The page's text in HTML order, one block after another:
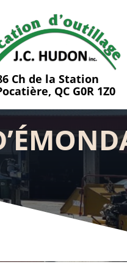
Ch de la Station
QC G0R 1Z0